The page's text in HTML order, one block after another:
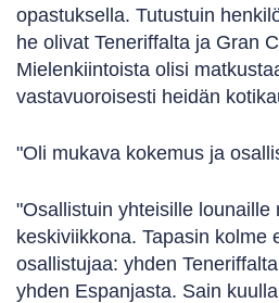
opastuksella. Tutustuin
he olivat Teneriffalta ja Gran
Mielenkiintoista olisi
vastavuoroisesti heidän
"Oli mukava kokemus ja
"Osallistuin yhteisille lounaille
keskiviikkona. Tapasin kolme
osallistujaa: yhden
yhden Espanjasta. Sain